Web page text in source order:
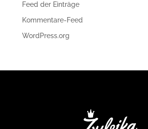
Feed der Einträge
Kommentare-Feed
WordPress.org